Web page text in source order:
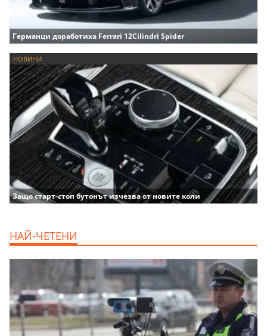
Германци доработиха Ferrari 12Cilindri Spider
НОВИНИ
Защо старт-стоп бутонът изчезва от новите коли
НАЙ-ЧЕТЕНИ